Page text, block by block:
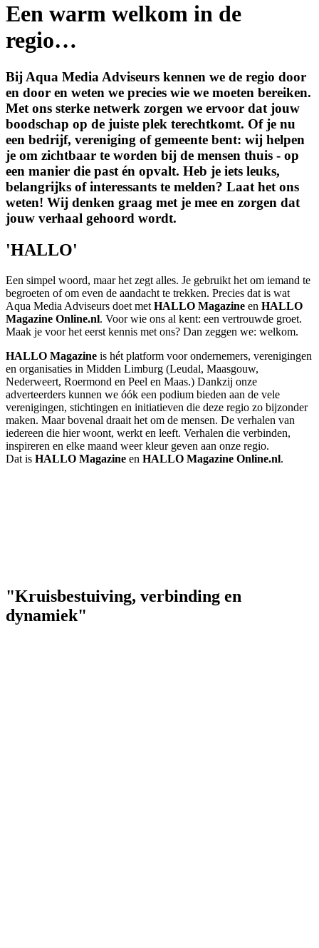
Een warm welkom in de
regio…
Bij Aqua Media Adviseurs kennen we de regio door
en door en weten we precies wie we moeten bereiken.
Met ons sterke netwerk zorgen we ervoor dat jouw
boodschap op de juiste plek terechtkomt. Of je nu
een bedrijf, vereniging of gemeente bent: wij helpen
je om zichtbaar te worden bij de mensen thuis - op
een manier die past én opvalt. Heb je iets leuks,
belangrijks of interessants te melden? Laat het ons
weten! Wij denken graag met je mee en zorgen dat
jouw verhaal gehoord wordt.
'HALLO'
Een simpel woord, maar het zegt alles. Je gebruikt het om iemand te
begroeten of om even de aandacht te trekken. Precies dat is wat
Aqua Media Adviseurs doet met HALLO Magazine en HALLO
Magazine Online.nl. Voor wie ons al kent: een vertrouwde groet.
Maak je voor het eerst kennis met ons? Dan zeggen we: welkom.
HALLO Magazine is hét platform voor ondernemers, verenigingen
en organisaties in Midden Limburg (Leudal, Maasgouw,
Nederweert, Roermond en Peel en Maas.) Dankzij onze
adverteerders kunnen we óók een podium bieden aan de vele
verenigingen, stichtingen en initiatieven die deze regio zo bijzonder
maken. Maar bovenal draait het om de mensen. De verhalen van
iedereen die hier woont, werkt en leeft. Verhalen die verbinden,
inspireren en elke maand weer kleur geven aan onze regio.
Dat is HALLO Magazine en HALLO Magazine Online.nl.
"Kruisbestuiving, verbinding en
dynamiek"